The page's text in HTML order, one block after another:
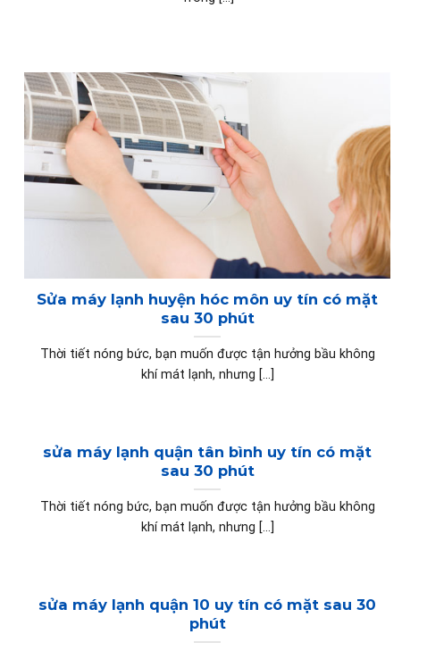
Sửa máy lạnh huyện hóc môn uy tín có mặt
sau 30 phút
Thời tiết nóng bức, bạn muốn được tận hưởng bầu không
khí mát lạnh, nhưng [...]
sửa máy lạnh quận tân bình uy tín có mặt
sau 30 phút
Thời tiết nóng bức, bạn muốn được tận hưởng bầu không
khí mát lạnh, nhưng [...]
sửa máy lạnh quận 10 uy tín có mặt sau 30
phút